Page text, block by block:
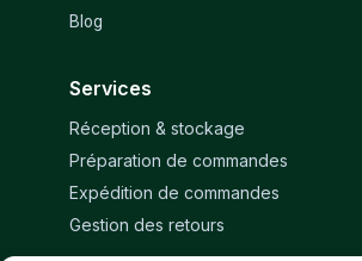
Blog
Services
Réception & stockage
Préparation de commandes
Expédition de commandes
Gestion des retours